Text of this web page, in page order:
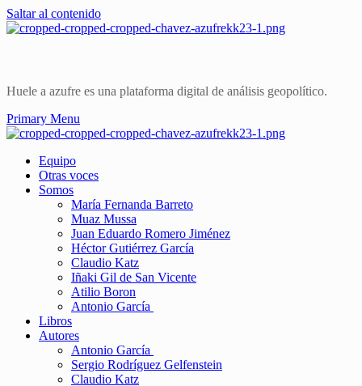
Saltar al contenido
Huele a azufre es una plataforma digital de análisis geopolítico.
Primary Menu
Equipo
Otras voces
Somos
María Fernanda Barreto
Muaz Mussa
Juan Eduardo Romero Jiménez
Héctor Gutiérrez García
Claudio Katz
Iñaki Gil de San Vicente
Atilio Boron
Antonio García
Libros
Autores
Antonio García
Sergio Rodríguez Gelfenstein
Claudio Katz